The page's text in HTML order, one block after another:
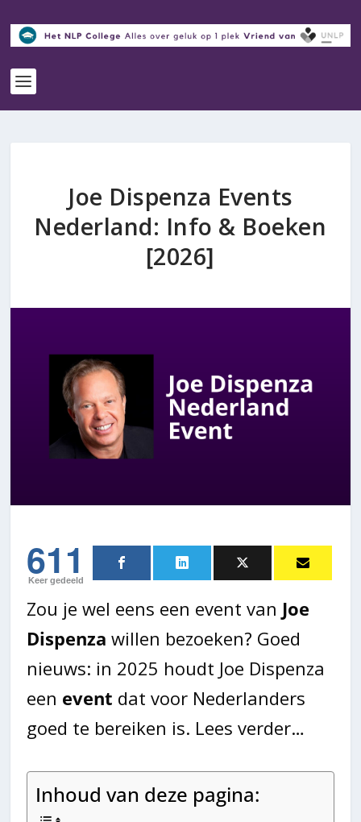
Joe Dispenza Events
Nederland: Info & Boeken
[2026]
611
Keer gedeeld
Zou je wel eens een event van Joe
Dispenza willen bezoeken? Goed
nieuws: in 2025 houdt Joe Dispenza
een event dat voor Nederlanders
goed te bereiken is. Lees verder…
Inhoud van deze pagina: